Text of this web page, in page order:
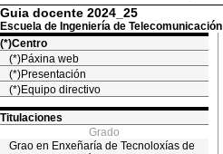
Guia docente 2024_25
Escuela de Ingeniería de Telecomunicación
(*)Centro
(*)Páxina web
(*)Presentación
(*)Equipo directivo
Titulaciones
Grado
Grao en Enxeñaría de Tecnoloxías de